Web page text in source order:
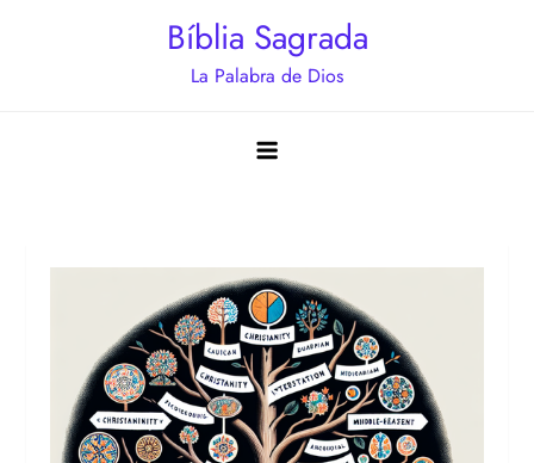
Bíblia Sagrada
La Palabra de Dios